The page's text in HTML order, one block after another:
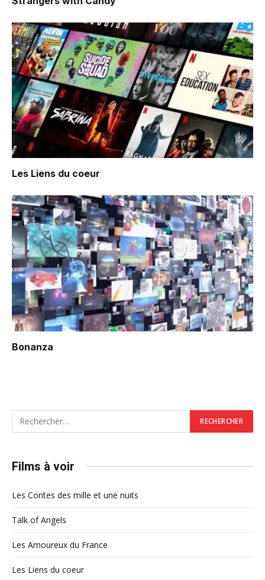
Les Liens du coeur
Bonanza
Films à voir
Les Contes des mille et une nuits
Talk of Angels
Les Amoureux du France
Les Liens du coeur